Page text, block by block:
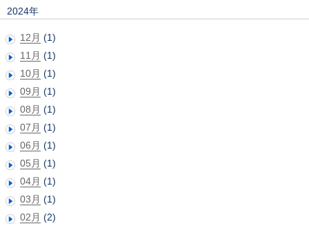
2024年
12月 (1)
11月 (1)
10月 (1)
09月 (1)
08月 (1)
07月 (1)
06月 (1)
05月 (1)
04月 (1)
03月 (1)
02月 (2)